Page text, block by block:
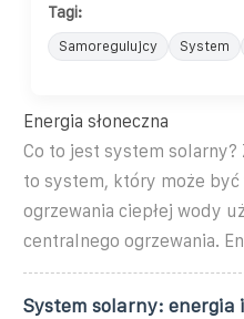
Tagi:
Samoregulujcy System
Energia słoneczna
Co to jest system solarny?
to system, który może
ogrzewania ciepłej wody
centralnego ogrzewania.
System solarny: energia i